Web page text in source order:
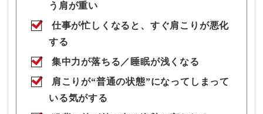
う​肩が​重い​
仕事が​忙しくなると、​すぐ​肩こりが​悪化
する​
集中力が​落ちる​／睡眠が​浅くなる​
肩こりが​“普通の​状態”に​なってしまって
いる​気が​する​